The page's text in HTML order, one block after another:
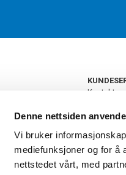
Denne nettsiden
Vi bruker
mediefunksjoner og for å
nettstedet vårt, med
Kontakt oss
Retur og
Personvern
Frakt og
Ledige